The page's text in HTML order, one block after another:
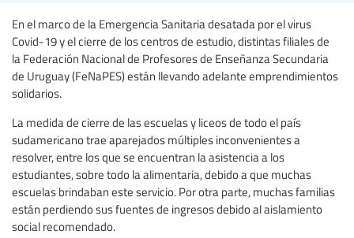
En el marco de la Emergencia Sanitaria desatada por el virus
Covid-19 y el cierre de los centros de estudio, distintas filiales de
la Federación Nacional de Profesores de Enseñanza Secundaria
de Uruguay (FeNaPES) están llevando adelante emprendimientos
solidarios.
La medida de cierre de las escuelas y liceos de todo el país
sudamericano trae aparejados múltiples inconvenientes a
resolver, entre los que se encuentran la asistencia a los
estudiantes, sobre todo la alimentaria, debido a que muchas
escuelas brindaban este servicio. Por otra parte, muchas familias
están perdiendo sus fuentes de ingresos debido al aislamiento
social recomendado.